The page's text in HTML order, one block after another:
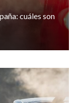
cuáles son